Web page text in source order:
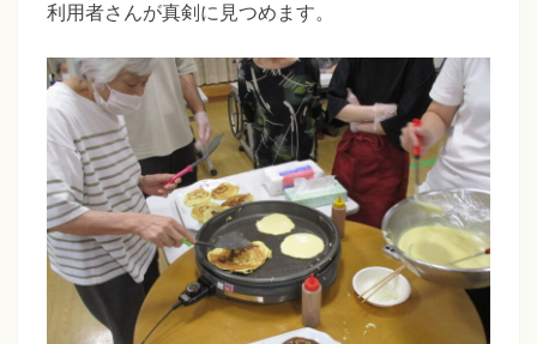
利用者さんが真剣に見つめます。